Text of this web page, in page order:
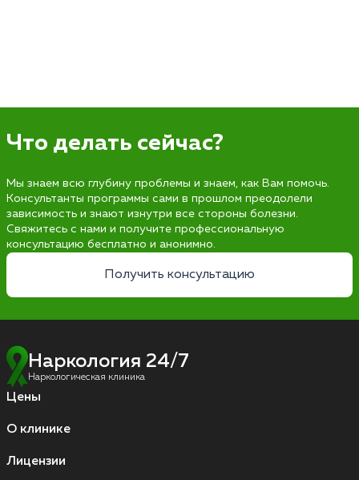
Что делать сейчас?
Мы знаем всю глубину проблемы и знаем, как Вам помочь.
Консультанты программы сами в прошлом преодолели
зависимость и знают изнутри все стороны болезни.
Свяжитесь с нами и получите профессиональную
консультацию бесплатно и анонимно.
Получить консультацию
Наркология 24/7
Наркологическая клиника
Цены
О клинике
Лицензии